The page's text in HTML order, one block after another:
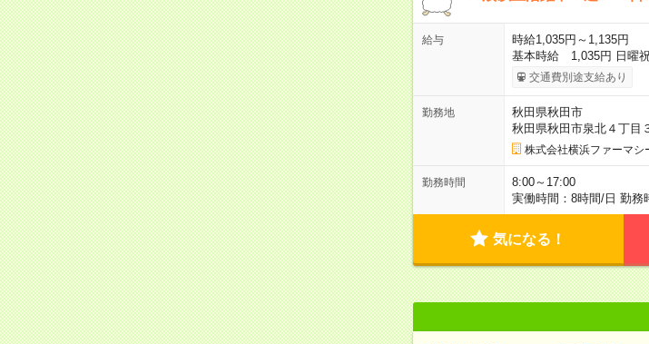
給与
時給1,035円～1,135円
基本時給 1,035円 日曜
交通費別途支給あり
勤務地
秋田県秋田市
秋田県秋田市泉北４丁目
株式会社横浜ファーマシ
勤務時間
8:00～17:00
実働時間：8時間/日 勤務
気になる！